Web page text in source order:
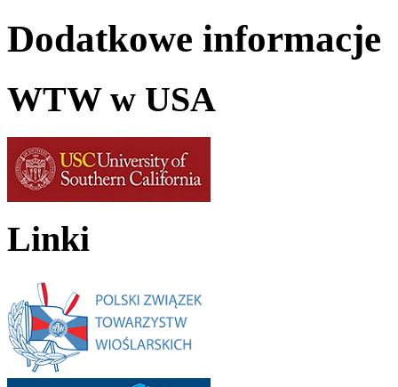
Dodatkowe informacje
WTW w USA
Linki